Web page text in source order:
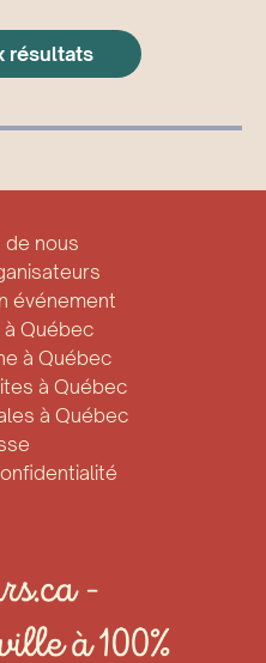
résultats
nous
événement
à Québec
à Québec
à Québec
à Québec